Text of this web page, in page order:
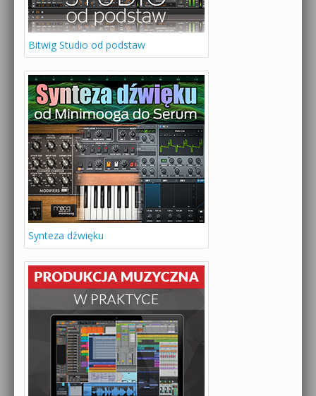
Bitwig Studio od podstaw
Synteza dźwięku